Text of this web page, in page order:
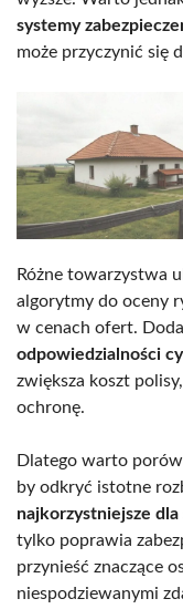
systemy
może przyczynić się
Różne towarzystwa
algorytmy do oceny
w cenach ofert.
odpowiedzialności
zwiększa koszt
ochronę.
Dlatego warto
by odkryć istotne
najkorzystniejsze
tylko poprawia
przynieść znaczące
niespodziewanymi